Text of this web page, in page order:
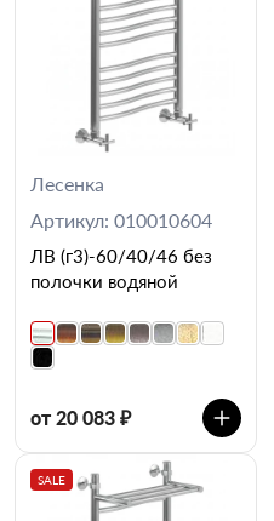
Лесенка
Артикул: 010010604
ЛВ (г3)-60/40/46 без
полочки водяной
от 20 083 ₽
SALE